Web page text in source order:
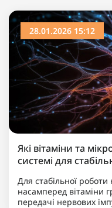
28.01.2026 15:12
Які вітаміни та
системі для
Для стабільної роботи
насамперед вітаміни
передачі нервових